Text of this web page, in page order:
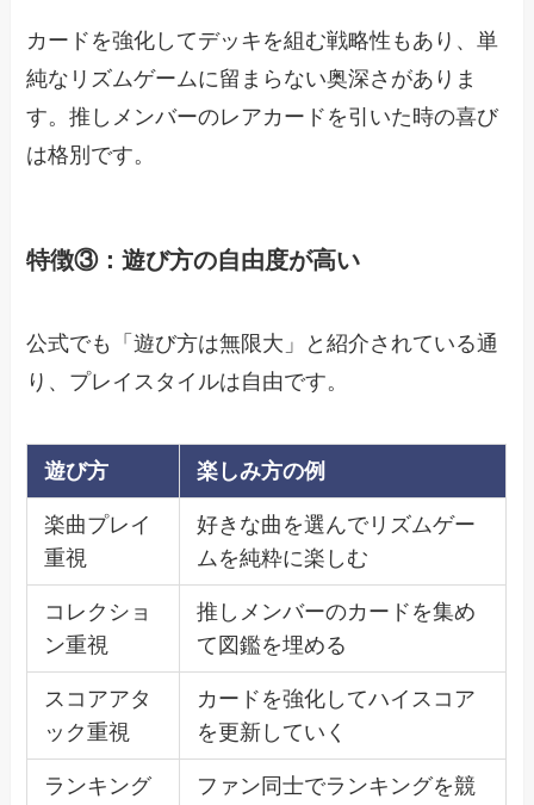
カードを強化してデッキを組む戦略性もあり、単
純なリズムゲームに留まらない奥深さがありま
す。推しメンバーのレアカードを引いた時の喜び
は格別です。
特徴③：遊び方の自由度が高い
公式でも「遊び方は無限大」と紹介されている通
り、プレイスタイルは自由です。
遊び方 楽しみ方の例
楽曲プレイ
重視
好きな曲を選んでリズムゲー
ムを純粋に楽しむ
コレクショ
ン重視
推しメンバーのカードを集め
て図鑑を埋める
スコアアタ
ック重視
カードを強化してハイスコア
を更新していく
ランキング
ファン同士でランキングを競